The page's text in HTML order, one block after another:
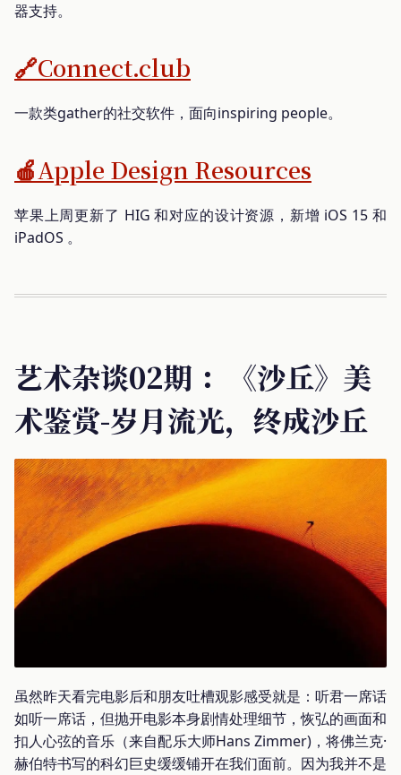
器支持。
🔗Connect.club
一款类gather的社交软件，面向inspiring people。
🍎Apple Design Resources
苹果上周更新了 HIG 和对应的设计资源，新增 iOS 15 和
iPadOS 。
艺术杂谈02期 ：《沙丘》美
术鉴赏-岁月流光，终成沙丘
虽然昨天看完电影后和朋友吐槽观影感受就是：听君一席话
如听一席话，但抛开电影本身剧情处理细节，恢弘的画面和
扣人心弦的音乐（来自配乐大师Hans Zimmer)，将佛兰克·
赫伯特书写的科幻巨史缓缓铺开在我们面前。因为我并不是